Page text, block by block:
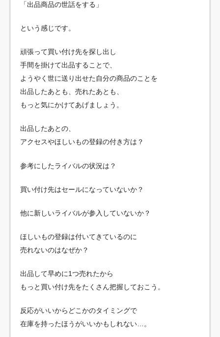
「出品商品の世話をする」
という感じです。
頑張って買い付け先を探し出し
手間を掛けて出品することで、
ようやく世に送り出せた自分の商品のことを
出品したあとも、売れたあとも、
もっと気にかけてあげましょう。
出品したあとの、
アクセスやほしいもの登録の付き方は？
参考にしたライバルの状況は？
買い付け先はセールになっていないか？
他に新しいライバルが参入していないか？
ほしいもの登録は付いてきているのに
売れないのはなぜか？
出品して早めに1つ売れたから
もっと買い付け先をたくさん把握しておこう。
反応がいいからどこかのタイミングで
在庫を持ったほうがいいかもしれない…。